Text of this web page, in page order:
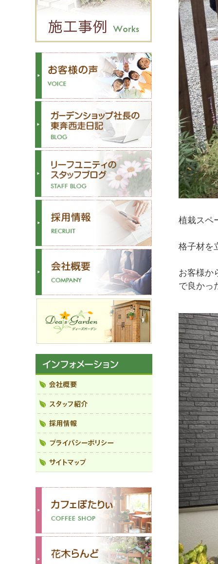
植栽スペ
格子材を
お客様か
で良かっ